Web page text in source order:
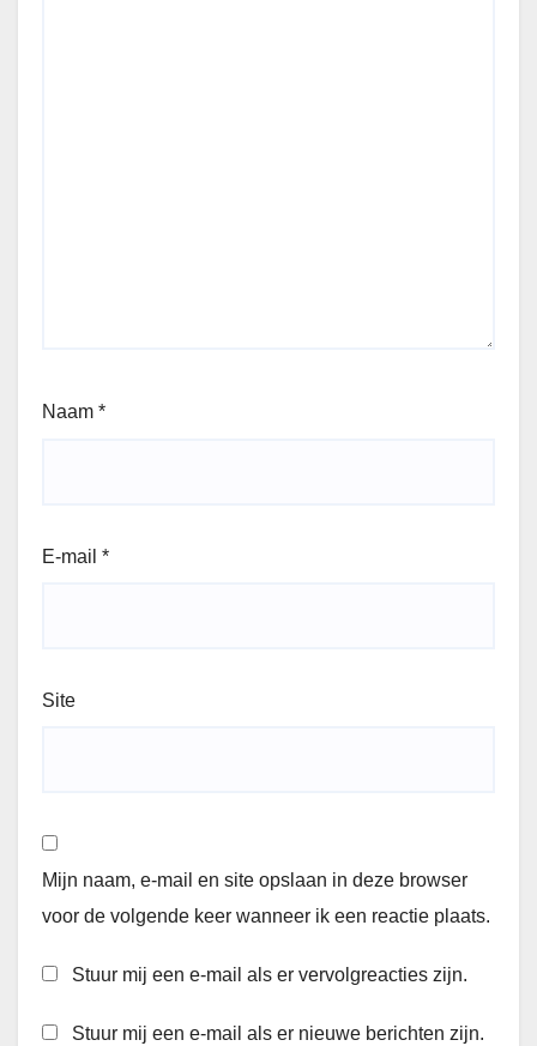
Naam *
E-mail *
Site
Mijn naam, e-mail en site opslaan in deze browser
voor de volgende keer wanneer ik een reactie plaats.
Stuur mij een e-mail als er vervolgreacties zijn.
Stuur mij een e-mail als er nieuwe berichten zijn.